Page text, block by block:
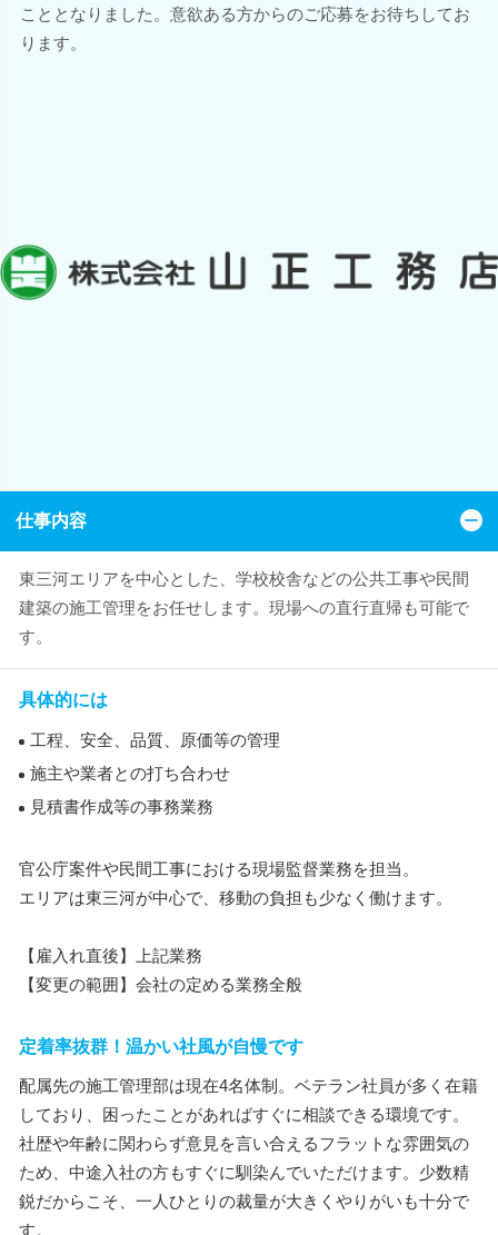
こととなりました。意欲ある方からのご応募をお待ちしてお
ります。
仕事内容
東三河エリアを中心とした、学校校舎などの公共工事や民間
建築の施工管理をお任せします。現場への直行直帰も可能で
す。
具体的には
工程、安全、品質、原価等の管理
施主や業者との打ち合わせ
見積書作成等の事務業務
官公庁案件や民間工事における現場監督業務を担当。
エリアは東三河が中心で、移動の負担も少なく働けます。
【雇入れ直後】上記業務
【変更の範囲】会社の定める業務全般
定着率抜群！温かい社風が自慢です
配属先の施工管理部は現在4名体制。ベテラン社員が多く在籍
しており、困ったことがあればすぐに相談できる環境です。
社歴や年齢に関わらず意見を言い合えるフラットな雰囲気の
ため、中途入社の方もすぐに馴染んでいただけます。少数精
鋭だからこそ、一人ひとりの裁量が大きくやりがいも十分で
す。